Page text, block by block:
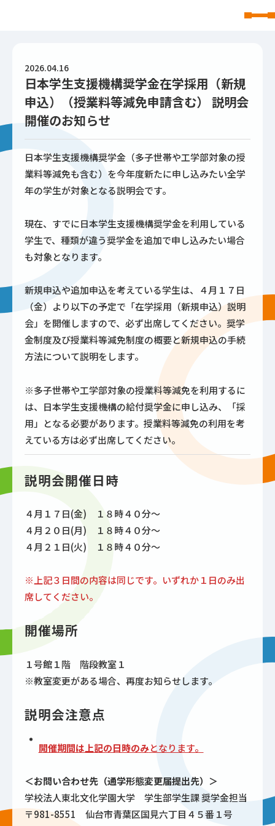
2026.04.16
日本学生支援機構奨学金在学採用（新規
申込）（授業料等減免申請含む） 説明会
開催のお知らせ
日本学生支援機構奨学金（多子世帯や工学部対象の授
業料等減免も含む）を今年度新たに申し込みたい全学
年の学生が対象となる説明会です。
現在、すでに日本学生支援機構奨学金を利用している
学生で、種類が違う奨学金を追加で申し込みたい場合
も対象となります。
新規申込や追加申込を考えている学生は、４月１７日
（金）より以下の予定で「在学採用（新規申込）説明
会」を開催しますので、必ず出席してください。奨学
金制度及び授業料等減免制度の概要と新規申込の手続
方法について説明をします。
※多子世帯や工学部対象の授業料等減免を利用するに
は、日本学生支援機構の給付奨学金に申し込み、「採
用」となる必要があります。授業料等減免の利用を考
えている方は必ず出席してください。
説明会開催日時
４月１７日(金) １８時４０分～
４月２０日(月) １８時４０分～
４月２１日(火) １８時４０分～
※上記３日間の内容は同じです。いずれか１日のみ出
席してください。
開催場所
１号館１階 階段教室１
※教室変更がある場合、再度お知らせします。
説明会注意点
開催期間は上記の日時のみとなります。
＜お問い合わせ先（通学形態変更届提出先）＞
学校法人東北文化学園大学 学生部学生課 奨学金担当
〒981-8551 仙台市青葉区国見六丁目４５番１号